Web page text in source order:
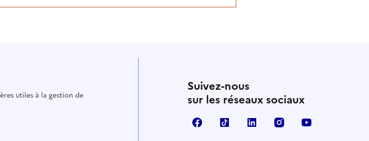
Suivez-nous
sur les réseaux sociaux
FacebookTikTok Linkedin Instagram